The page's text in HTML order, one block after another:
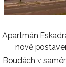
Apartmán
nově
Boudách v